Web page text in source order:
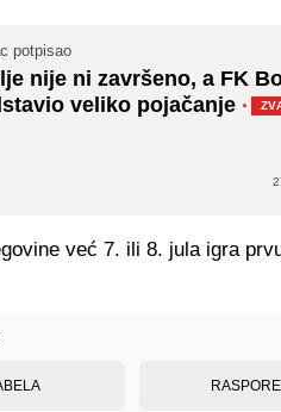
potpisao
nije ni završeno, a FK
veliko pojačanje ·
već 7. ili 8. jula igra